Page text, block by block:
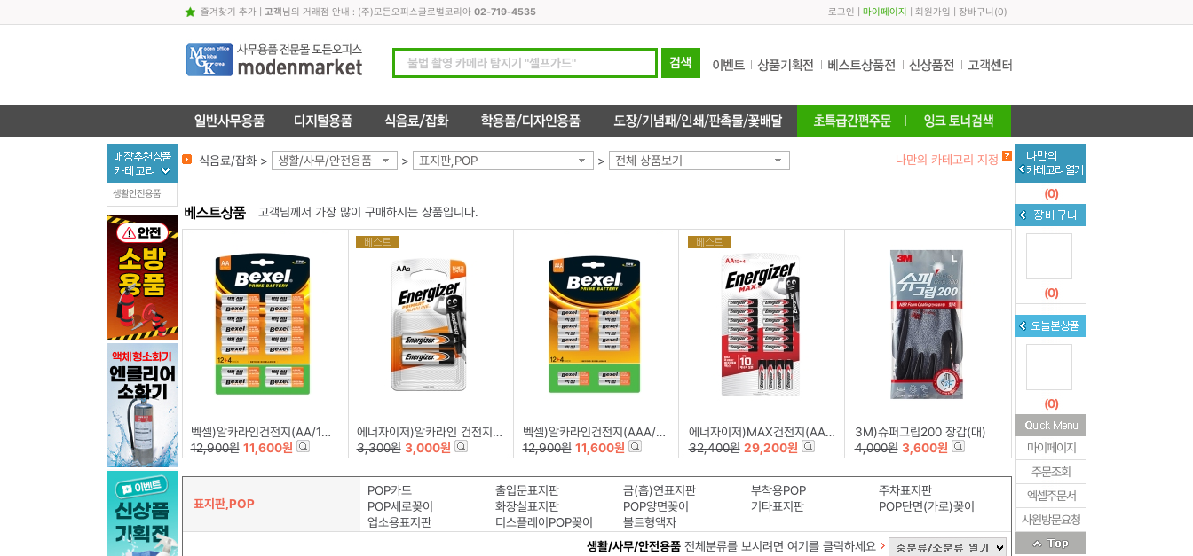
즐겨찾기 추가| 고객님의 거래점 안내 : (주)모든오피스글로벌코리아 02-719-4535 로그인 마이페이지 회원가입 장바구니 (0)
식음료/잡화 > 생활/사무/안전용품 > 표지판,POP > 전체 상품보기 나만의 카테고리 지정
고객님께서 가장 많이 구매하시는 상품입니다.
벡셀)알카라인건전지(AA/12+4)
12,900원 11,600원
에너자이저)알카라인 건전지(PRIMARY/AA/B2)
3,300원 3,000원
벡셀)알카라인건전지(AAA/12+4)
12,900원 11,600원
에너자이저)MAX건전지(AA/B12+4)
32,400원 29,200원
3M)슈퍼그립200 장갑(대)
4,000원 3,600원
표지판,POP
POP카드 출입문표지판 금(흡)연표지판 부착용POP
주차표지판
POP세로꽂이
화장실표지판 POP양면꽂이 기타표지판
POP단면(가로)꽂이
업소용표지판
디스플레이POP꽂이
볼트형액자
생활/사무/안전용품전체분류를 보시려면 여기를 클릭하세요
생활안전용품 (0)
(0)
(0)
마이페이지
주문조회
엑셀주문서
사원방문요청